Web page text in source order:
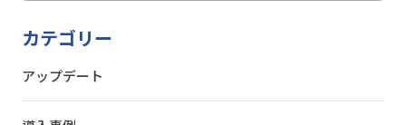
カテゴリー
アップデート